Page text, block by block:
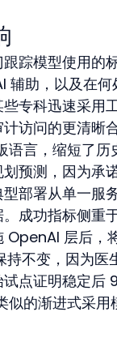
踪模型使用的
辅助，以及在
专科迅速采用
访问的更清晰
语言，缩短了
预测，因为承
部署从单一服
成功指标侧重
层后，
不变，因为
点证明稳定后
的渐进式采用